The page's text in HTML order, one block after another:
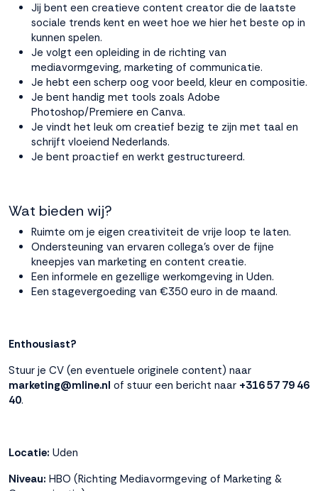
Jij bent een creatieve content creator die de laatste
sociale trends kent en weet hoe we hier het beste op in
kunnen spelen.
Je volgt een opleiding in de richting van
mediavormgeving, marketing of communicatie.
Je hebt een scherp oog voor beeld, kleur en compositie.
Je bent handig met tools zoals Adobe
Photoshop/Premiere en Canva.
Je vindt het leuk om creatief bezig te zijn met taal en
schrijft vloeiend Nederlands.
Je bent proactief en werkt gestructureerd.
Wat bieden wij?
Ruimte om je eigen creativiteit de vrije loop te laten.
Ondersteuning van ervaren collega’s over de fijne
kneepjes van marketing en content creatie.
Een informele en gezellige werkomgeving in Uden.
Een stagevergoeding van €350 euro in de maand.
Enthousiast?
Stuur je CV (en eventuele originele content) naar
marketing@mline.nl of stuur een bericht naar +316 57 79 46
40.
Locatie: Uden
Niveau: HBO (Richting Mediavormgeving of Marketing &